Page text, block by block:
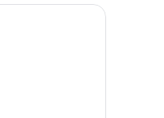
| Seprai Frette Italia, seprai